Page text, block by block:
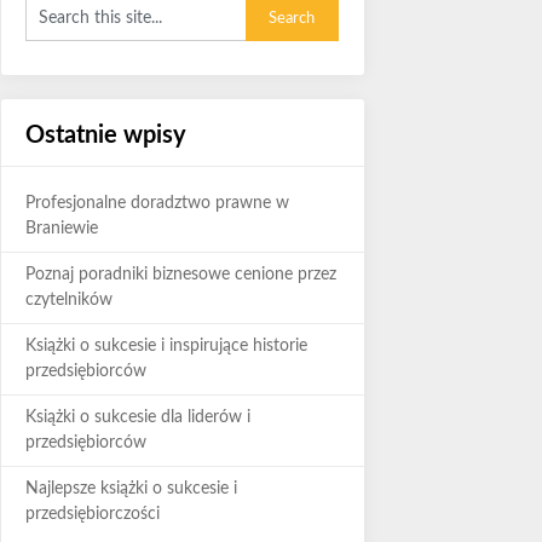
Ostatnie wpisy
Profesjonalne doradztwo prawne w
Braniewie
Poznaj poradniki biznesowe cenione przez
czytelników
Książki o sukcesie i inspirujące historie
przedsiębiorców
Książki o sukcesie dla liderów i
przedsiębiorców
Najlepsze książki o sukcesie i
przedsiębiorczości